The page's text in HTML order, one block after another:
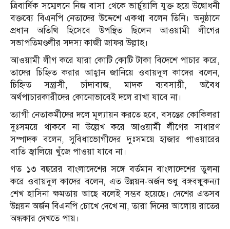
ত্রিবার্ষিক সম্মেলনে নিজ বাসা থেকে ভার্চুয়ালি যুক্ত হয়ে উদ্বোধনী
বক্তব্যে বিএনপি নেতাদের উদ্দেশে একথা বলেন তিনি। অনুষ্ঠানে
প্রধান অতিথি হিসেবে উপস্থিত ছিলেন আওয়ামী লীগের
সভাপতিমণ্ডলীর সদস্য কাজী জাফর উল্লাহ।
আওয়ামী লীগ করে যারা কোটি কোটি টাকা বিদেশে পাচার করে,
তাদের চিহ্নিত করার আহ্বান জানিয়ে ওবায়দুল কাদের বলেন,
চিহ্নিত সন্ত্রাসী, চাঁদাবাজ, মাদক ব্যবসায়ী, অবৈধ
অর্থপাচারকারীদের কোনোভাবেই দলে রাখা যাবে না।
ত্যাগী নেতাকর্মীদের দলে মূল্যায়ন করতে হবে, বসন্তের কোকিলরা
দুঃসময়ে থাকবে না উল্লেখ করে আওয়ামী লীগের সাধারণ
সম্পাদক বলেন, সুবিধাভোগীদের দুঃসময়ে হাজার পাওয়ারের
বাতি জ্বালিয়ে খুঁজে পাওয়া যাবে না।
গত ১৩ বছরের বাংলাদেশের সঙ্গে বর্তমান বাংলাদেশের তুলনা
করে ওবায়দুল কাদের বলেন, এত উন্নয়ন-অর্জন শুধু বঙ্গবন্ধুকন্যা
শেখ হাসিনা ক্ষমতায় আছে বলেই সম্ভব হয়েছে। দেশের এতসব
উন্নয়ন অর্জন বিএনপি চোখে দেখে না, তারা দিনের আলোয় রাতের
অন্ধকার দেখতে পায়।